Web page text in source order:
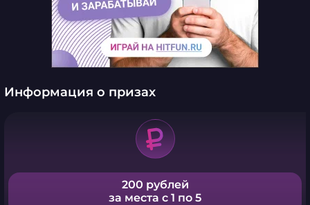
Информация о призах
200 рублей
за места с 1 по 5